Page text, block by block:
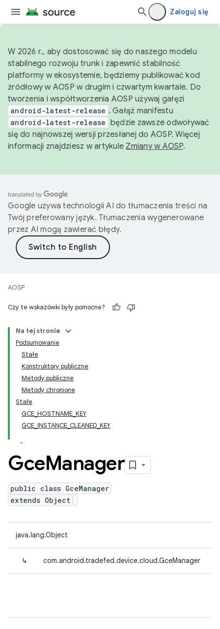
Zaloguj się
W 2026 r., aby dostosować się do naszego modelu
stabilnego rozwoju trunk i zapewnić stabilność
platformy w ekosystemie, będziemy publikować kod
źródłowy w AOSP w drugim i czwartym kwartale. Do
tworzenia i współtworzenia AOSP używaj gałęzi
android-latest-release . Gałąź manifestu
android-latest-release będzie zawsze odwoływać
się do najnowszej wersji przesłanej do AOSP. Więcej
informacji znajdziesz w artykule Zmiany w AOSP.
Google używa technologii AI do tłumaczenia treści na
Twój preferowany język. Tłumaczenia wygenerowane
przez AI mogą zawierać błędy.
AOSP
Czy te wskazówki były pomocne?
Na tej stronie
Podsumowanie
Stałe
Konstruktory publiczne
Metody publiczne
Metody chronione
Stałe
GCE_HOSTNAME_KEY
GCE_INSTANCE_CLEANED_KEY
GceManager
public class GceManager
extends Object
java.lang.Object
↳ com.android.tradefed.device.cloud.GceManager